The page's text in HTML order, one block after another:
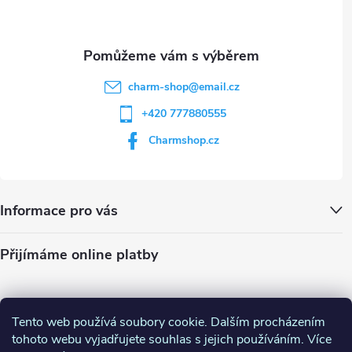
Tento web používá soubory cookie. Dalším procházením
tohoto webu vyjadřujete souhlas s jejich používáním. Více
charm-shop@email.cz
+420 777880555
Charmshop.cz
Informace pro vás
Přijímáme online platby